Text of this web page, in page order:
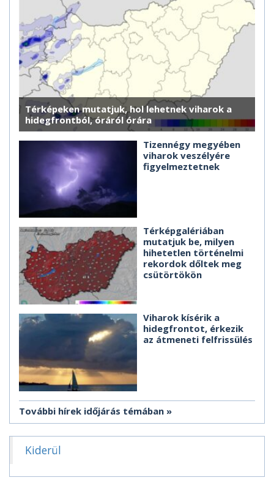
Térképeken mutatjuk, hol lehetnek viharok a
hidegfrontból, óráról órára
Tizennégy megyében
viharok veszélyére
figyelmeztetnek
Térképgalériában
mutatjuk be, milyen
hihetetlen történelmi
rekordok dőltek meg
csütörtökön
Viharok kísérik a
hidegfrontot, érkezik
az átmeneti felfrissülés
További hírek időjárás témában
Kiderül